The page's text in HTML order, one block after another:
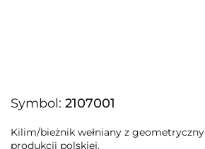
Symbol: 2107001
Kilim/bieżnik wełniany z
produkcji polskiej.